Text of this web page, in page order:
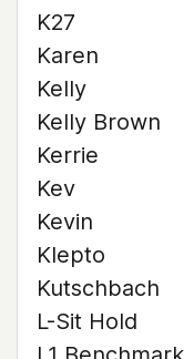
K27
Karen
Kelly
Kelly Brown
Kerrie
Kev
Kevin
Klepto
Kutschbach
L-Sit Hold